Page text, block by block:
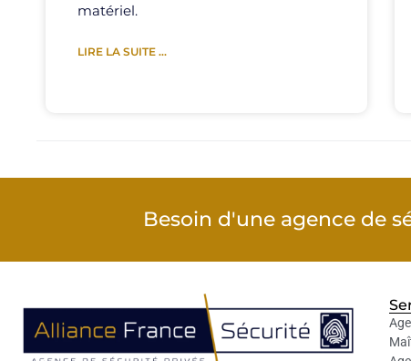
matériel.
LIRE LA SUITE ...
Besoin d'une agence de